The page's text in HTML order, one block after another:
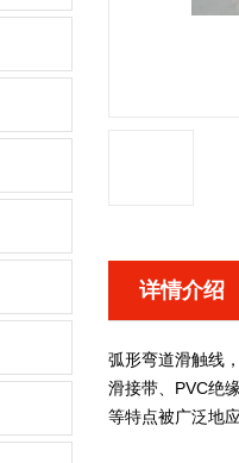
详情介绍
弧形弯道滑触线
滑接带、 PVC绝
等特点被广泛地